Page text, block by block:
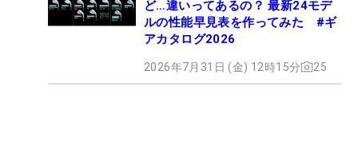
ど…違いってあるの？ 最新24モデ
ルの性能早見表を作ってみた #ギ
アカタログ2026
2026年7月31日 (金) 12時15分 25